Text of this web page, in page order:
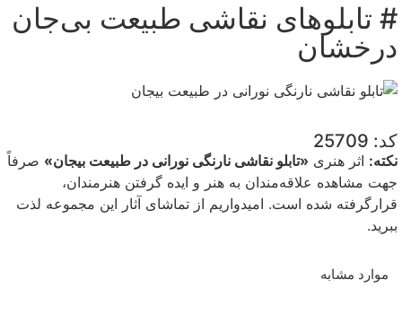
# تابلوهای نقاشی طبیعت بی‌جان
درخشان
کد: 25709
نکته: اثر هنری «تابلو نقاشی نارنگی نورانی در طبیعت بیجان» صرفاً
جهت مشاهده علاقه‌مندان به هنر و ایده گرفتن هنرمندان،
قرارگرفته شده است. امیدواریم از تماشای آثار این مجموعه لذت
ببرید.
موارد مشابه